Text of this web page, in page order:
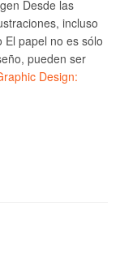
Desde las
incluso
El papel no es sólo
pueden ser
Design: